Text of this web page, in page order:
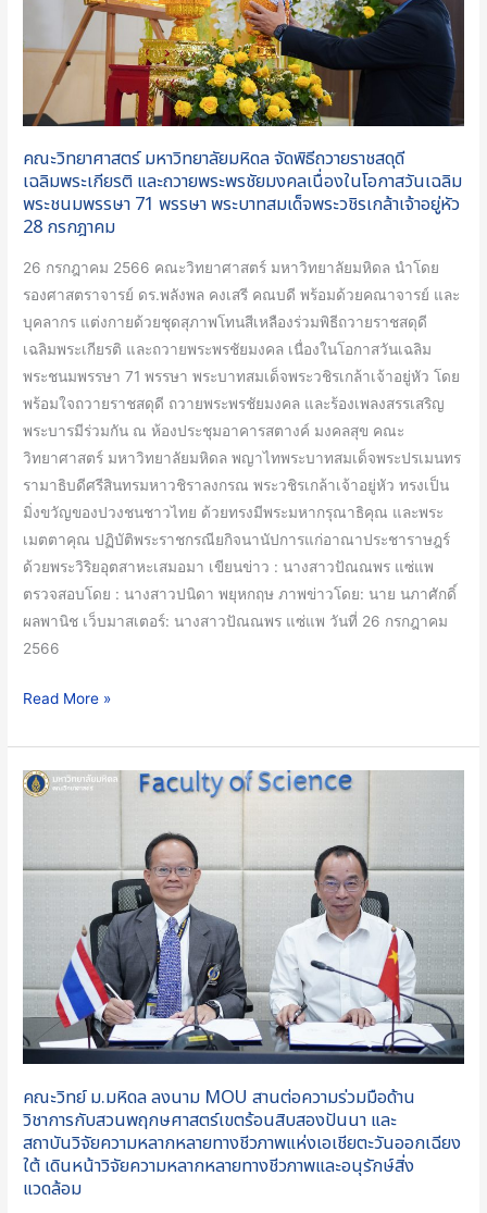
วัสดุ
อัจฉริยะ
คณะวิทยาศาสตร์ มหาวิทยาลัยมหิดล จัดพิธีถวายราชสดุดี
เฉลิมพระเกียรติ และถวายพระพรชัยมงคลเนื่องในโอกาสวันเฉลิม
พระชนมพรรษา 71 พรรษา พระบาทสมเด็จพระวชิรเกล้าเจ้าอยู่หัว
28 กรกฎาคม
26 กรกฎาคม 2566 คณะวิทยาศาสตร์ มหาวิทยาลัยมหิดล นำโดย
รองศาสตราจารย์ ดร.พลังพล คงเสรี คณบดี พร้อมด้วยคณาจารย์ และ
บุคลากร แต่งกายด้วยชุดสุภาพโทนสีเหลืองร่วมพิธีถวายราชสดุดี
เฉลิมพระเกียรติ และถวายพระพรชัยมงคล เนื่องในโอกาสวันเฉลิม
พระชนมพรรษา 71 พรรษา พระบาทสมเด็จพระวชิรเกล้าเจ้าอยู่หัว โดย
พร้อมใจถวายราชสดุดี ถวายพระพรชัยมงคล และร้องเพลงสรรเสริญ
พระบารมีร่วมกัน ณ ห้องประชุมอาคารสตางค์ มงคลสุข คณะ
วิทยาศาสตร์ มหาวิทยาลัยมหิดล พญาไทพระบาทสมเด็จพระปรเมนทร
รามาธิบดีศรีสินทรมหาวชิราลงกรณ พระวชิรเกล้าเจ้าอยู่หัว ทรงเป็น
มิ่งขวัญของปวงชนชาวไทย ด้วยทรงมีพระมหากรุณาธิคุณ และพระ
เมตตาคุณ ปฏิบัติพระราชกรณียกิจนานัปการแก่อาณาประชาราษฎร์
ด้วยพระวิริยอุตสาหะเสมอมา เขียนข่าว : นางสาวปัณณพร แซ่แพ
ตรวจสอบโดย : นางสาวปนิดา พยุหกฤษ ภาพข่าวโดย: นาย นภาศักดิ์
ผลพานิช เว็บมาสเตอร์: นางสาวปัณณพร แซ่แพ วันที่ 26 กรกฎาคม
2566
เฉลิมพระเกียรติ
และ
พระพร
ชัยมงคล
เนื่อง
โอกาส
วัน
เฉลิม
พระชนมพรรษา
71
พรรษา
พระบาท
สมเด็จ
พระ
วชิร
เกล้า
เจ้า
อยู่
หัว
28
Read More »
คณะวิทย์ ม.มหิดล ลงนาม MOU สานต่อความร่วมมือด้าน
วิชาการกับสวนพฤกษศาสตร์เขตร้อนสิบสองปันนา และ
สถาบันวิจัยความหลากหลายทางชีวภาพแห่งเอเชียตะวันออกเฉียง
ใต้ เดินหน้าวิจัยความหลากหลายทางชีวภาพและอนุรักษ์สิ่ง
แวดล้อม
คณะ
ลง
ความ
มือ
วิชาการ
กับ
สวน
พฤกษศาสตร์